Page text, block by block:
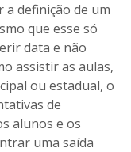
definição de um
que esse só
data e não
assistir as aulas,
ou estadual, o
de
alunos e os
uma saída